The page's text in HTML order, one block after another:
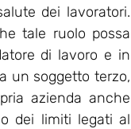
dei lavoratori.
tale ruolo possa
di lavoro e in
un soggetto terzo,
azienda anche
dei limiti legati al